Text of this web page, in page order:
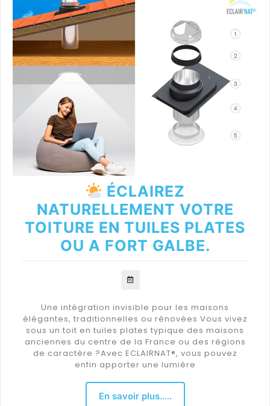
ÉCLAIREZ
NATURELLEMENT VOTRE
TOITURE EN TUILES PLATES
OU A FORT GALBE.
Une intégration invisible pour les maisons
élégantes, traditionnelles ou rénovées Vous vivez
sous un toit en tuiles plates typique des maisons
anciennes du centre de la France ou des régions
de caractère ?Avec ECLAIRNAT®, vous pouvez
enfin apporter une lumière
En savoir plus.....